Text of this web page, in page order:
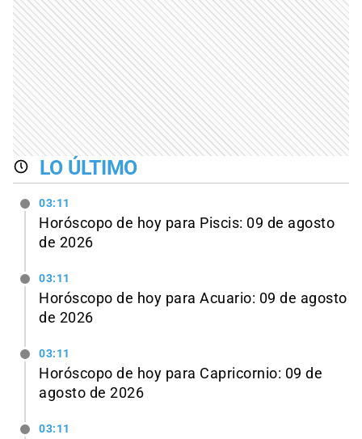
LO ÚLTIMO
03:11
Horóscopo de hoy para Piscis: 09 de agosto
de 2026
03:11
Horóscopo de hoy para Acuario: 09 de agosto
de 2026
03:11
Horóscopo de hoy para Capricornio: 09 de
agosto de 2026
03:11